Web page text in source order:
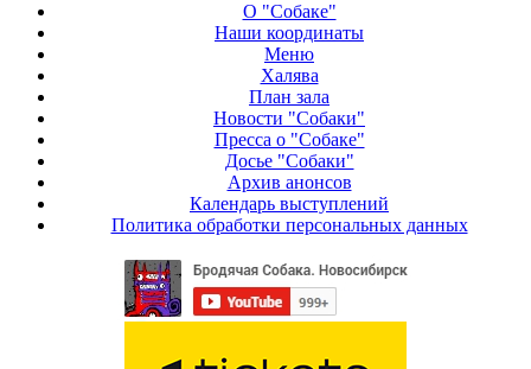
О "Собаке"
Наши координаты
Меню
Халява
План зала
Новости "Собаки"
Пресса о "Собаке"
Досье "Собаки"
Архив анонсов
Календарь выступлений
Политика обработки персональных данных